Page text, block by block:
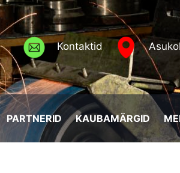
Kontaktid
PARTNERID KAUBAMÄRGID